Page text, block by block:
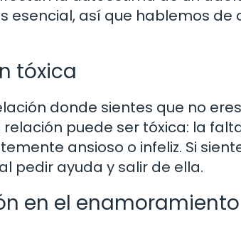
esencial, así que hablemos de
tóxica
donde sientes que no
puede ser tóxica: la
ansioso o infeliz. Si
pedir ayuda y salir de ella.
en el enamoramiento